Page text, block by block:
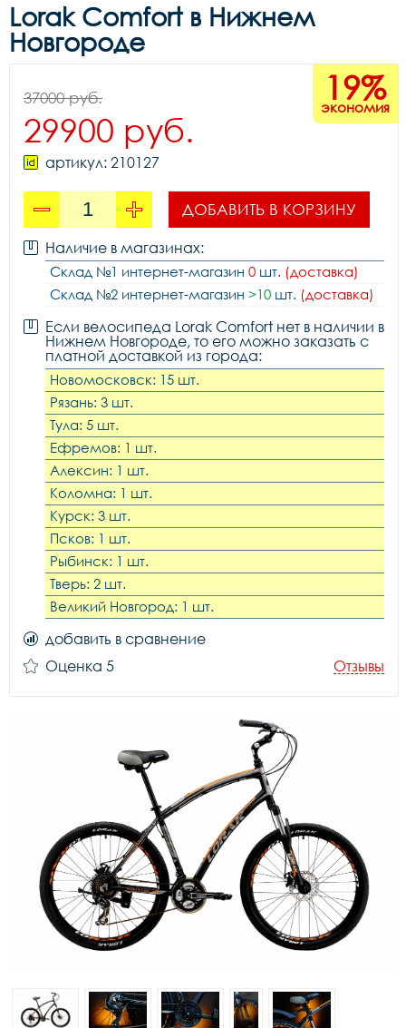
Lorak Comfort в Нижнем
Новгороде
19%
экономия
37000 руб.
29900 руб.
артикул: 210127
ДОБАВИТЬ В КОРЗИНУ
Наличие в магазинах:
Склад №1 интернет-магазин 0 шт. (доставка)
Склад №2 интернет-магазин >10 шт. (доставка)
Если велосипеда Lorak Comfort нет в наличии в
Нижнем Новгороде, то его можно заказать с
платной доставкой из города:
Новомосковск: 15 шт.
Рязань: 3 шт.
Тула: 5 шт.
Ефремов: 1 шт.
Алексин: 1 шт.
Коломна: 1 шт.
Курск: 3 шт.
Псков: 1 шт.
Рыбинск: 1 шт.
Тверь: 2 шт.
Великий Новгород: 1 шт.
добавить в сравнение
Оценка 5
Отзывы